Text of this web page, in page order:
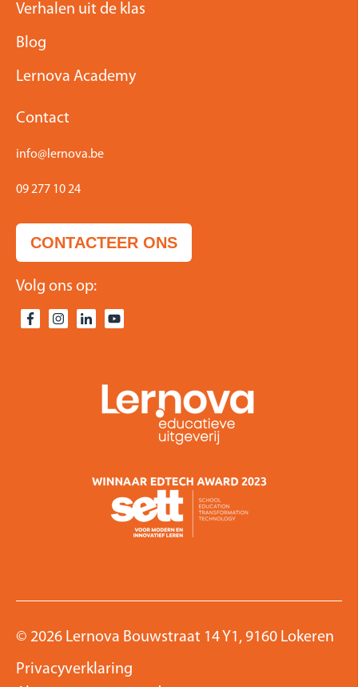
Verhalen uit de klas
Blog
Lernova Academy
Contact
info@lernova.be
09 277 10 24
CONTACTEER ONS
Volg ons op:
© 2026 Lernova Bouwstraat 14 Y1, 9160 Lokeren
Privacyverklaring